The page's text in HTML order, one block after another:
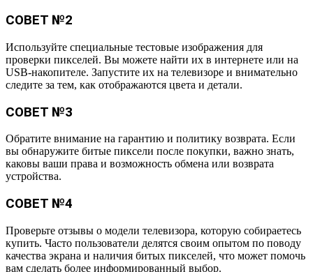
СОВЕТ №2
Используйте специальные тестовые изображения для
проверки пикселей. Вы можете найти их в интернете или на
USB-накопителе. Запустите их на телевизоре и внимательно
следите за тем, как отображаются цвета и детали.
СОВЕТ №3
Обратите внимание на гарантию и политику возврата. Если
вы обнаружите битые пиксели после покупки, важно знать,
каковы ваши права и возможность обмена или возврата
устройства.
СОВЕТ №4
Проверьте отзывы о модели телевизора, которую собираетесь
купить. Часто пользователи делятся своим опытом по поводу
качества экрана и наличия битых пикселей, что может помочь
вам сделать более информированный выбор.